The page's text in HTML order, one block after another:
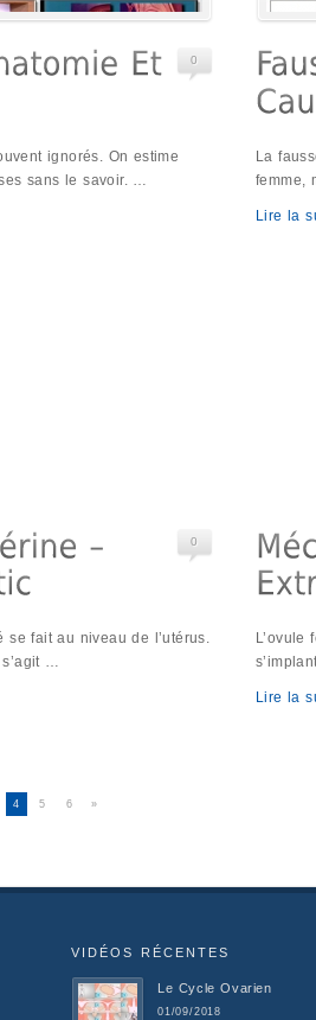
0
ignorés. On estime
sans le savoir. …
La
femme,
Lire la
0
se fait au niveau de l’utérus.
…
L’ovule
Lire la
4 5 6 »
VIDÉOS RÉCENTES
Le Cycle Ovarien
01/09/2018